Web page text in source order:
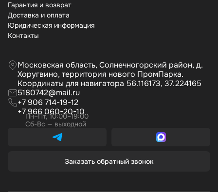
Гарантия и возврат
Доставка и оплата
Юридическая информация
Контакты
Московская область, Солнечногорский район, д.
Хоругвино, территория нового ПромПарка.
Координаты для навигатора 56.116173, 37.224165
5180742@mail.ru
+7 906 714-19-12
+7 966 060-20-10
Пн–Пт, 10:00–19:00
Сб-Вс — выходной
Заказать обратный звонок